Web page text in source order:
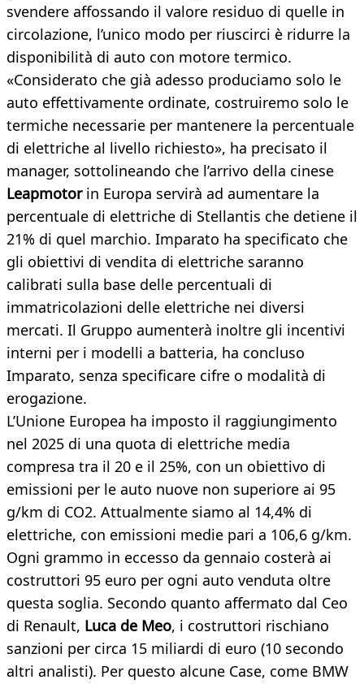
svendere affossando il valore residuo di quelle in
circolazione, l’unico modo per riuscirci è ridurre la
disponibilità di auto con motore termico.
«Considerato che già adesso produciamo solo le
auto effettivamente ordinate, costruiremo solo le
termiche necessarie per mantenere la percentuale
di elettriche al livello richiesto», ha precisato il
manager, sottolineando che l’arrivo della cinese
Leapmotorin Europa servirà ad aumentare la
percentuale di elettriche di Stellantis che detiene il
21% di quel marchio. Imparato ha specificato che
gli obiettivi di vendita di elettriche saranno
calibrati sulla base delle percentuali di
immatricolazioni delle elettriche nei diversi
mercati. Il Gruppo aumenterà inoltre gli incentivi
interni per i modelli a batteria, ha concluso
Imparato, senza specificare cifre o modalità di
erogazione.
L’Unione Europea ha imposto il raggiungimento
nel 2025 di una quota di elettriche media
compresa tra il 20 e il 25%, con un obiettivo di
emissioni per le auto nuove non superiore ai 95
g/km di CO2. Attualmente siamo al 14,4% di
elettriche, con emissioni medie pari a 106,6 g/km.
Ogni grammo in eccesso da gennaio costerà ai
costruttori 95 euro per ogni auto venduta oltre
questa soglia. Secondo quanto affermato dal Ceo
di Renault, Luca de Meo, i costruttori rischiano
sanzioni per circa 15 miliardi di euro (10 secondo
altri analisti). Per questo alcune Case, come BMW